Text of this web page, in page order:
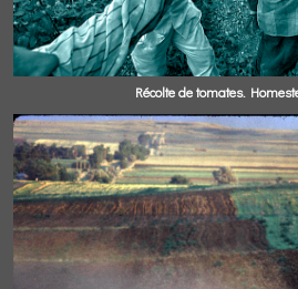
Récolte de tomates.